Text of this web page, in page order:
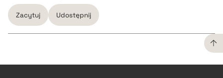
Zacytuj Udostępnij
CZYSTY TEKST